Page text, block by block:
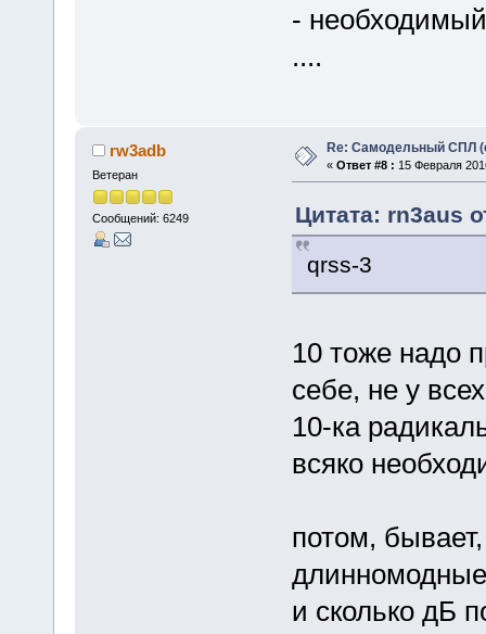
-
....
rw3adb
Ветеран
Сообщений: 6249
Re: Самодельный СПЛ
« Ответ #8 : 15 Февраля
Цитата: rn3aus
qrss-3
10 тоже надо
себе, не у
10-ка
всяко
потом,
и сколько дБ